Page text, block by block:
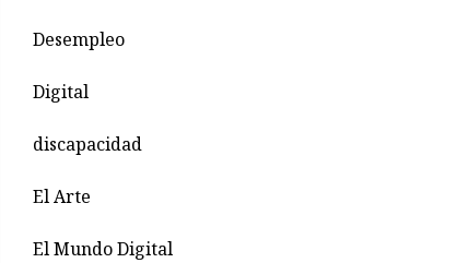
Desempleo
Digital
discapacidad
El Arte
El Mundo Digital